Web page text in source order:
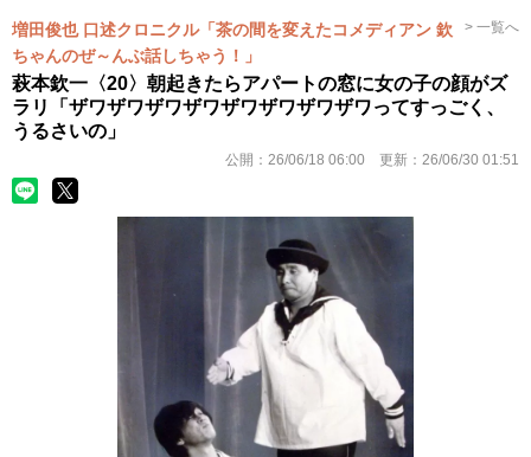
増田俊也 口述クロニクル「茶の間を変えたコメディアン 欽
ちゃんのぜ～んぶ話しちゃう！」
> 一覧へ
萩本欽一〈20〉朝起きたらアパートの窓に女の子の顔がズ
ラリ「ザワザワザワザワザワザワザワザワってすっごく、
うるさいの」
公開： 26/06/18 06:00 更新： 26/06/30 01:51